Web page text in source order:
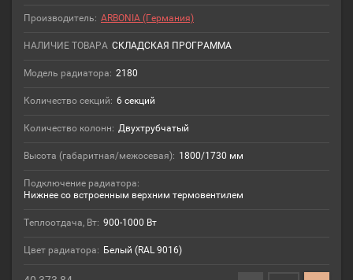
Производитель: ARBONIA (Германия)
НАЛИЧИЕ ТОВАРА СКЛАДСКАЯ ПРОГРАММА
Модель радиатора: 2180
Количество секций: 6 секций
Количество колонн: Двухтрубчатый
Высота (габаритная/межосевая): 1800/1730 мм
Подключение радиатора:
Нижнее со встроенным верхним термовентилем
Теплоотдача, Вт: 900-1000 Вт
Цвет радиатора: Белый (RAL 9016)